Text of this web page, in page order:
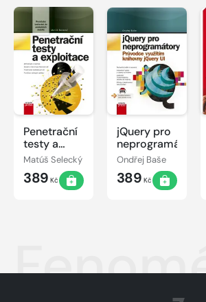
Penetrační
testy a
exploitace
Matúš Selecký
389 Kč
jQuery pro
neprogramátory
Ondřej Baše
389 Kč